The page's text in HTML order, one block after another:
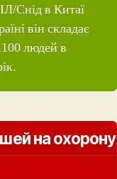
Снід в Китаї
він складає
людей в
на охорону